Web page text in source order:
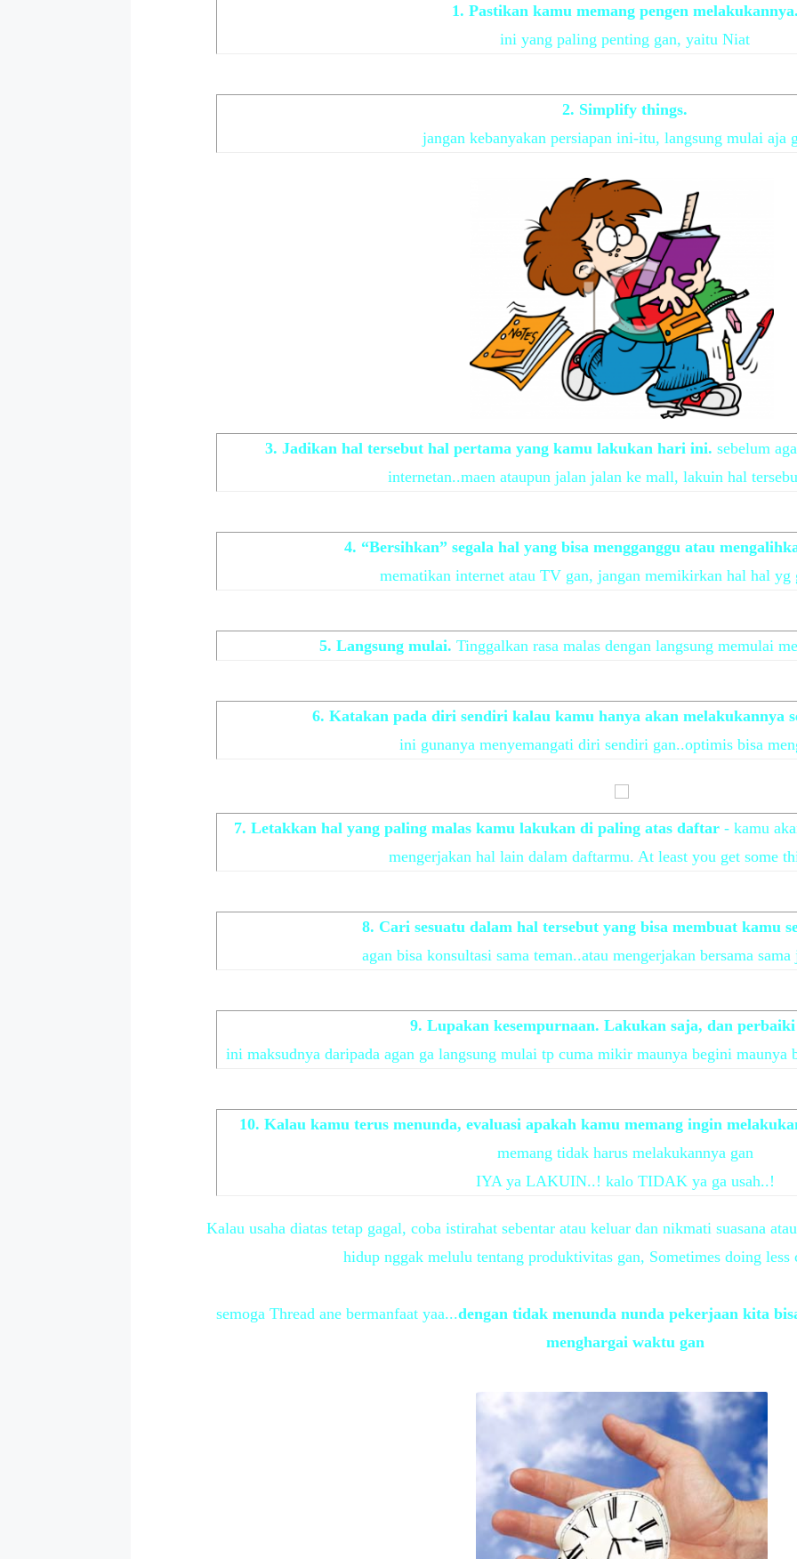
1. Pastikan kamu memang pengen melakukannya.
ini yang paling penting gan, yaitu Niat
2. Simplify things.
jangan kebanyakan persiapan ini-itu, langsung mulai aja
3. Jadikan hal tersebut hal pertama yang kamu lakukan hari ini. sebelum
internetan..maen ataupun jalan jalan ke mall, lakuin hal
4. “Bersihkan” segala hal yang bisa mengganggu atau
mematikan internet atau TV gan, jangan memikirkan hal hal yg
5. Langsung mulai. Tinggalkan rasa malas dengan langsung memulai
6. Katakan pada diri sendiri kalau kamu hanya akan melakukannya
ini gunanya menyemangati diri sendiri gan..optimis bisa
7. Letakkan hal yang paling malas kamu lakukan di paling atas daftar - kamu
mengerjakan hal lain dalam daftarmu. At least you get some
8. Cari sesuatu dalam hal tersebut yang bisa membuat kamu
agan bisa konsultasi sama teman..atau mengerjakan bersama sama
9. Lupakan kesempurnaan. Lakukan saja, dan
ini maksudnya daripada agan ga langsung mulai tp cuma mikir maunya begini
10. Kalau kamu terus menunda, evaluasi apakah kamu memang ingin
memang tidak harus melakukannya gan
IYA ya LAKUIN..! kalo TIDAK ya ga usah..!
Kalau usaha diatas tetap gagal, coba istirahat sebentar atau keluar dan nikmati suasana
hidup nggak melulu tentang produktivitas gan, Sometimes doing less
semoga Thread ane bermanfaat yaa...dengan tidak menunda nunda pekerjaan kita
menghargai waktu gan